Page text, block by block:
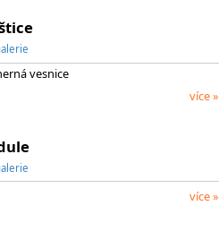
vesnice
více »
více »